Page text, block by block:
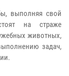
выполняя свой
на страже
животных,
задач,